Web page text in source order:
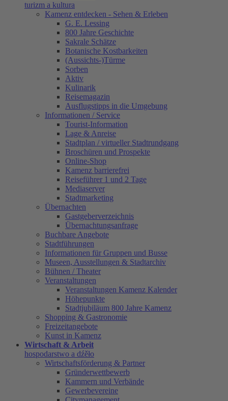
turizm a kultura
Kamenz entdecken - Sehen & Erleben
G. E. Lessing
800 Jahre Geschichte
Sakrale Schätze
Botanische Kostbarkeiten
(Aussichts-)Türme
Sorben
Aktiv
Kulinarik
Reisemagazin
Ausflugstipps in die Umgebung
Informationen / Service
Tourist-Information
Lage & Anreise
Stadtplan / virtueller Stadtrundgang
Broschüren und Prospekte
Online-Shop
Kamenz barrierefrei
Reiseführer 1 und 2 Tage
Mediaserver
Stadtmarketing
Übernachten
Gastgeberverzeichnis
Übernachtungsanfrage
Buchbare Angebote
Stadtführungen
Informationen für Gruppen und Busse
Museen, Ausstellungen & Stadtarchiv
Bühnen / Theater
Veranstaltungen
Veranstaltungen Kamenz Kalender
Höhepunkte
Stadtjubiläum 800 Jahre Kamenz
Shopping & Gastronomie
Freizeitangebote
Kunst in Kamenz
Wirtschaft & Arbeit
hospodarstwo a dźěło
Wirtschaftsförderung & Partner
Gründerwettbewerb
Kammern und Verbände
Gewerbevereine